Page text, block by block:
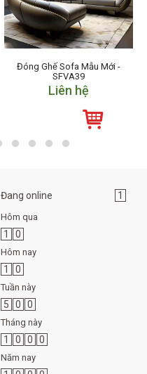
Đóng Ghế Sofa Mẫu Mới -
SFVA39
Liên hệ
Đang online 1
Hôm qua
1 0
Hôm nay
1 0
Tuần này
5 0 0
Tháng này
1 0 0 0
Năm nay